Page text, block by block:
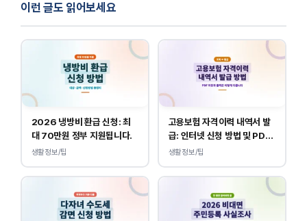
이런 글도 읽어보세요
2026 냉방비 환급 신청: 최
대 70만원 정부 지원됩니다.
생활정보/팁
고용보험 자격이력 내역서 발
급: 인터넷 신청 방법 및 PDF
양식 출력
생활정보/팁